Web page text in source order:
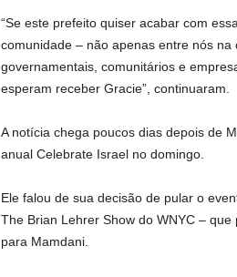
“Se este prefeito quiser acabar com
comunidade – não apenas entre nós
governamentais, comunitários e
esperam receber Gracie”, continuaram.
A notícia chega poucos dias depois de
anual Celebrate Israel no domingo.
Ele falou de sua decisão de pular o
The Brian Lehrer Show do WNYC –
para Mamdani.